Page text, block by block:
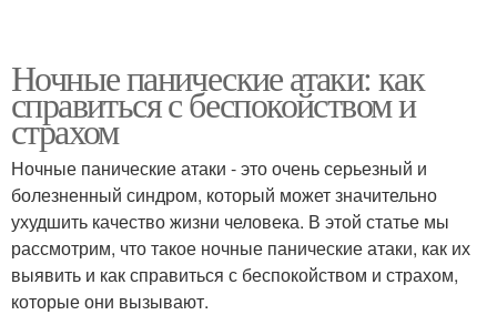
Ночные панические атаки: как
справиться с беспокойством и
страхом
Ночные панические атаки - это очень серьезный и
болезненный синдром, который может значительно
ухудшить качество жизни человека. В этой статье мы
рассмотрим, что такое ночные панические атаки, как их
выявить и как справиться с беспокойством и страхом,
которые они вызывают.